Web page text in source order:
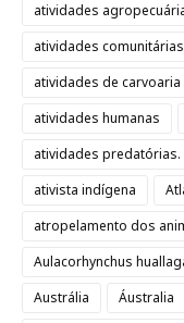
atividades
atividades comunitárias
atividades de carvoaria
atividades humanas
atividades predatórias.
ativista indígena
atropelamento dos
Aulacorhynchus
Austrália
Áustralia